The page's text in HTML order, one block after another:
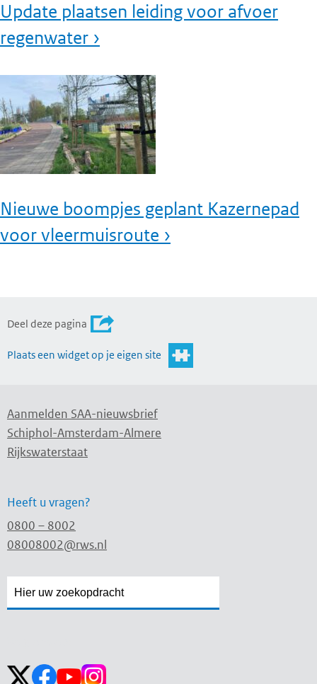
Update plaatsen leiding voor afvoer
regenwater ›
Nieuwe boompjes geplant Kazernepad
voor vleermuisroute ›
Deel deze pagina
Plaats een widget op je eigen site
Aanmelden SAA-nieuwsbrief
Schiphol-Amsterdam-Almere
Rijkswaterstaat
Heeft u vragen?
0800 – 8002
08008002@rws.nl